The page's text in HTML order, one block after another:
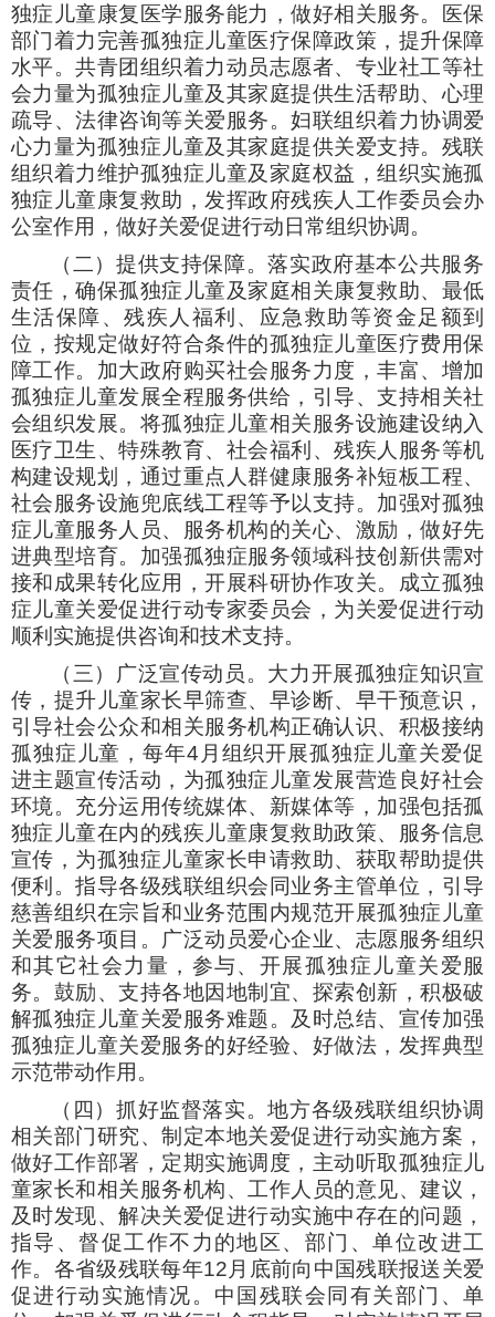
独症儿童康复医学服务能力，做好相关服务。医保
部门着力完善孤独症儿童医疗保障政策，提升保障
水平。共青团组织着力动员志愿者、专业社工等社
会力量为孤独症儿童及其家庭提供生活帮助、心理
疏导、法律咨询等关爱服务。妇联组织着力协调爱
心力量为孤独症儿童及其家庭提供关爱支持。残联
组织着力维护孤独症儿童及家庭权益，组织实施孤
独症儿童康复救助，发挥政府残疾人工作委员会办
公室作用，做好关爱促进行动日常组织协调。
（二）提供支持保障。落实政府基本公共服务
责任，确保孤独症儿童及家庭相关康复救助、最低
生活保障、残疾人福利、应急救助等资金足额到
位，按规定做好符合条件的孤独症儿童医疗费用保
障工作。加大政府购买社会服务力度，丰富、增加
孤独症儿童发展全程服务供给，引导、支持相关社
会组织发展。将孤独症儿童相关服务设施建设纳入
医疗卫生、特殊教育、社会福利、残疾人服务等机
构建设规划，通过重点人群健康服务补短板工程、
社会服务设施兜底线工程等予以支持。加强对孤独
症儿童服务人员、服务机构的关心、激励，做好先
进典型培育。加强孤独症服务领域科技创新供需对
接和成果转化应用，开展科研协作攻关。成立孤独
症儿童关爱促进行动专家委员会，为关爱促进行动
顺利实施提供咨询和技术支持。
（三）广泛宣传动员。大力开展孤独症知识宣
传，提升儿童家长早筛查、早诊断、早干预意识，
引导社会公众和相关服务机构正确认识、积极接纳
孤独症儿童，每年4月组织开展孤独症儿童关爱促
进主题宣传活动，为孤独症儿童发展营造良好社会
环境。充分运用传统媒体、新媒体等，加强包括孤
独症儿童在内的残疾儿童康复救助政策、服务信息
宣传，为孤独症儿童家长申请救助、获取帮助提供
便利。指导各级残联组织会同业务主管单位，引导
慈善组织在宗旨和业务范围内规范开展孤独症儿童
关爱服务项目。广泛动员爱心企业、志愿服务组织
和其它社会力量，参与、开展孤独症儿童关爱服
务。鼓励、支持各地因地制宜、探索创新，积极破
解孤独症儿童关爱服务难题。及时总结、宣传加强
孤独症儿童关爱服务的好经验、好做法，发挥典型
示范带动作用。
（四）抓好监督落实。地方各级残联组织协调
相关部门研究、制定本地关爱促进行动实施方案，
做好工作部署，定期实施调度，主动听取孤独症儿
童家长和相关服务机构、工作人员的意见、建议，
及时发现、解决关爱促进行动实施中存在的问题，
指导、督促工作不力的地区、部门、单位改进工
作。各省级残联每年12月底前向中国残联报送关爱
促进行动实施情况。中国残联会同有关部门、单